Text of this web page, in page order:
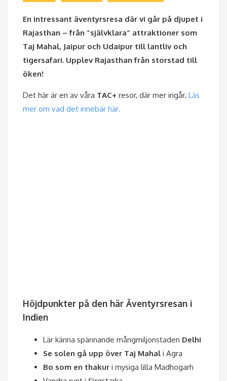
En intressant äventyrsresa där vi går på djupet i
Rajasthan – från ”självklara” attraktioner som
Taj Mahal, Jaipur och Udaipur till lantliv och
tigersafari. Upplev Rajasthan från storstad till
öken!
Det här är en av våra TAC+ resor, där mer ingår. Läs
mer om vad det innebär här.
Höjdpunkter på den här Äventyrsresan i
Indien
Lär känna spännande mångmiljonstaden Delhi
Se solen gå upp över Taj Mahal i Agra
Bo som en thakur i mysiga lilla Madhogarh